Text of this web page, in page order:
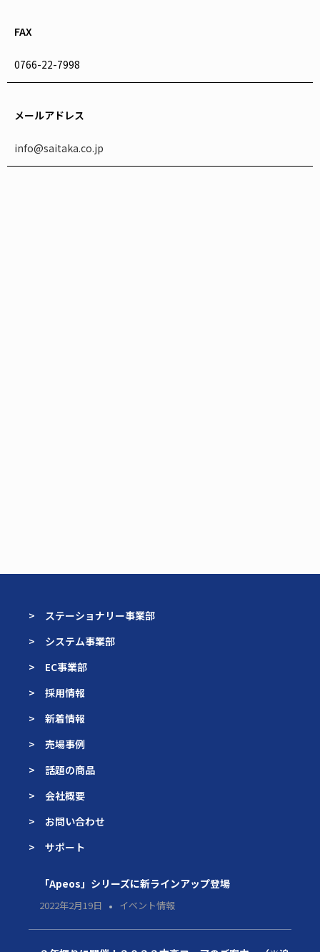
FAX
0766-22-7998
メールアドレス
info@saitaka.co.jp
> ステーショナリー事業部
> システム事業部
> EC事業部
> 採用情報
> 新着情報
> 売場事例
> 話題の商品
> 会社概要
> お問い合わせ
> サポート
「Apeos」シリーズに新ラインアップ登場
2022年2月19日 イベント情報